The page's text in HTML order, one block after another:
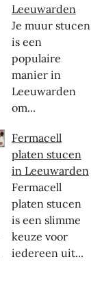
Leeuwarden
Je muur stucen
is een
populaire
manier in
Leeuwarden
om...
Fermacell
platen stucen
in Leeuwarden
Fermacell
platen stucen
is een slimme
keuze voor
iedereen uit...